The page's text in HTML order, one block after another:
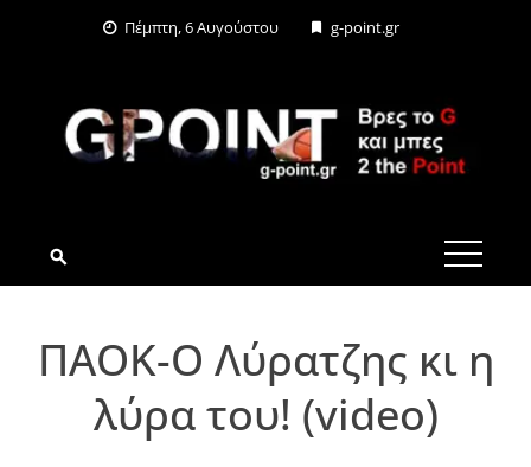
Πέμπτη, 6 Αυγούστου g-point.gr
G-POINT.GR
ΠΑΟΚ-Ο Λύρατζης κι η
λύρα του! (video)